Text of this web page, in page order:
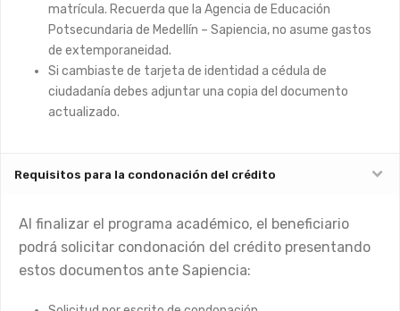
matrícula. Recuerda que la Agencia de Educación
Potsecundaria de Medellín – Sapiencia, no asume gastos
de extemporaneidad.
Si cambiaste de tarjeta de identidad a cédula de
ciudadanía debes adjuntar una copia del documento
actualizado.
Requisitos para la condonación del crédito
Al finalizar el programa académico, el beneficiario
podrá solicitar condonación del crédito presentando
estos documentos ante Sapiencia: